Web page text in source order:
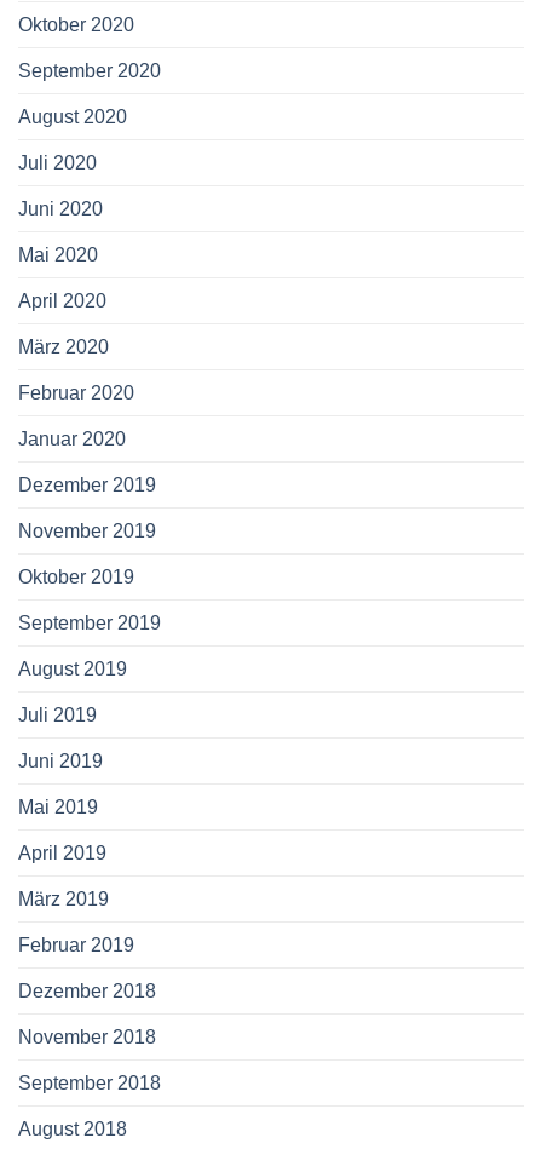
Oktober 2020
September 2020
August 2020
Juli 2020
Juni 2020
Mai 2020
April 2020
März 2020
Februar 2020
Januar 2020
Dezember 2019
November 2019
Oktober 2019
September 2019
August 2019
Juli 2019
Juni 2019
Mai 2019
April 2019
März 2019
Februar 2019
Dezember 2018
November 2018
September 2018
August 2018